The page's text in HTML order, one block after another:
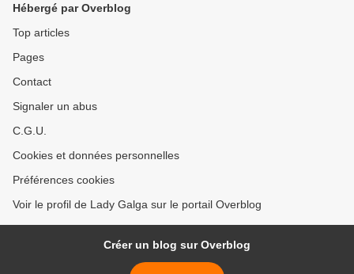
Hébergé par Overblog
Top articles
Pages
Contact
Signaler un abus
C.G.U.
Cookies et données personnelles
Préférences cookies
Voir le profil de Lady Galga sur le portail Overblog
Créer un blog sur Overblog